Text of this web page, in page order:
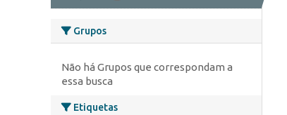
Grupos
Não há Grupos que correspondam a
essa busca
Etiquetas